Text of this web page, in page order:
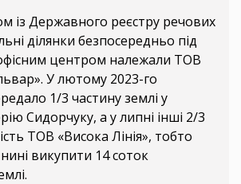
із Державного реєстру речових
ділянки безпосередньо під
центром належали ТОВ
У лютому 2023-го
1/3 частину землі у
Сидорчуку, а у липні інші 2/3
ТОВ «Висока Лінія», тобто
викупити 14 соток